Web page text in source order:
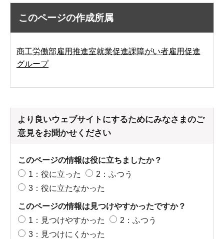
このページの作成所属
商工労働部雇用推進室就業促進課障がい者雇用促進
グループ
より良いウェブサイトにするためにみなさまのご
意見をお聞かせください
このページの情報は役に立ちましたか？
1：役に立った
2：ふつう
3：役に立たなかった
このページの情報は見つけやすかったですか？
1：見つけやすかった
2：ふつう
3：見つけにくかった